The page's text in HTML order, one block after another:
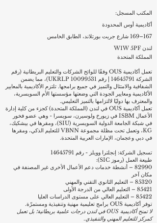
المكتب المسجل:
أكاديمية أوس المحدودة
167–169 شارع جريت بورتلاند، الطابق الخامس
لندن W1W 5PF
المملكة المتحدة
تعمل أكاديمية OUS وفقًا للوائح الشركات والتعليم البريطانية (رقم
الشركة 14645791 | رقم UKRLP 10099531)
، مما يضمن
الشفافية والامتثال والتميز في جميع برامجها. تلتزم الأكاديمية بالمعايير
الأكاديمية ومعايير الجودة التي وضعتها مؤسستها الأم السويسرية،
والمعترف بها دوليًا لالتزامها بالتميز التعليمي.
تعمل أكاديمية OUS في لندن (المملكة المتحدة) كجزء من كلية إدارة
الأعمال ISBM في زيورخ ولوسيرن، سويسرا - وهي عضو فخور
في شبكة الجامعة الدولية السويسرية (SIU)، ومقرها في بيشكيك،
KG، وتعمل تحت مظلة مجموعة VBNN للتعليم الذكي، ومقرها
في دبي وعجمان، الإمارات العربية المتحدة.
تسجيل الشركة: إنجلترا وويلز - رقم 14645791
طبيعة العمل (رموز SIC):
82990 – أنشطة خدمات دعم الأعمال الأخرى غير المصنفة في
مكان آخر
85320 – التعليم الثانوي التقني والمهني
85421 – التعليم العالي من الدرجة الأولى
85422 – التعليم العالي على مستوى الدراسات العليا
توفر أكاديمية OUS برامج تعليمية مهنية وتنفيذية ومستمرّة.
لا تمنح أكاديمية OUS في لندن درجات علمية بريطانية؛ بل تعمل
كمركز للتعليم المهني والتنفيذي.